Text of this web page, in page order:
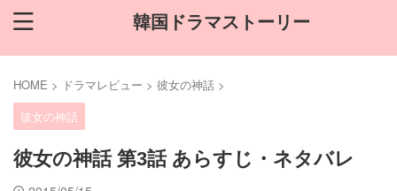
韓国ドラマストーリー
HOME > ドラマレビュー > 彼女の神話 >
彼女の神話
彼女の神話 第3話 あらすじ・ネタバレ